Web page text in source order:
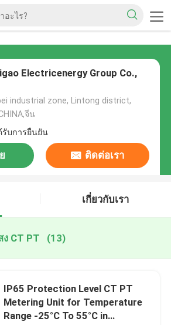
Electricenergy Group Co.,
industrial zone, Lintong district,
จีน
รับการยืนยัน
ติดต่อเรา
เกี่ยวกับเรา
CT PT (13)
IP65 Protection Level CT PT
Metering Unit for Temperature
Range -25°C To 55°C in